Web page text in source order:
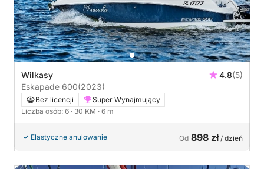
Wilkasy 4.8(5)
Eskapade 600(2023)
Bez licencji
Super Wynajmujący
Liczba osób: 6 · 30 KM · 6 m
Elastyczne anulowanie Od 898 zł/ dzień